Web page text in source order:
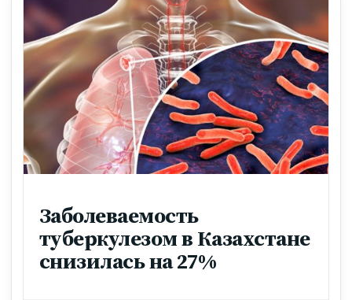
Заболеваемость
туберкулезом в Казахстане
снизилась на 27%